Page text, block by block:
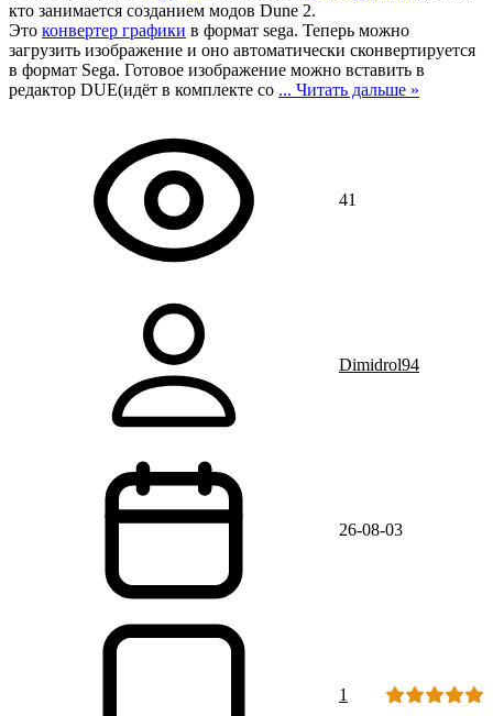
кто занимается созданием модов Dune 2.
Это конвертер графики в формат sega. Теперь можно
загрузить изображение и оно автоматически сконвертируется
в формат Sega. Готовое изображение можно вставить в
редактор DUE(идёт в комплекте со ... Читать дальше »
41
Dimidrol94
26-08-03
1